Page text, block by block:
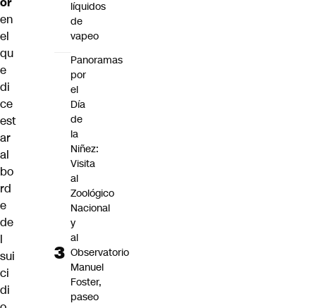
en
el
qu
e
di
ce
est
ar
al
bo
rd
e
de
l
sui
ci
di
líquidos
de
vapeo
Panoramas
por
el
Día
de
la
Niñez:
Visita
al
Zoológico
Nacional
y
al
Observatorio
Manuel
Foster,
paseo